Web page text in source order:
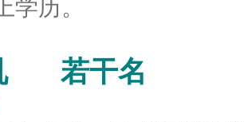
学历。
若干名